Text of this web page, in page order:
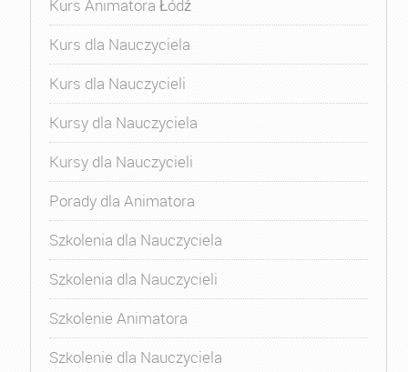
Kurs Animatora Łódź
Kurs dla Nauczyciela
Kurs dla Nauczycieli
Kursy dla Nauczyciela
Kursy dla Nauczycieli
Porady dla Animatora
Szkolenia dla Nauczyciela
Szkolenia dla Nauczycieli
Szkolenie Animatora
Szkolenie dla Nauczyciela